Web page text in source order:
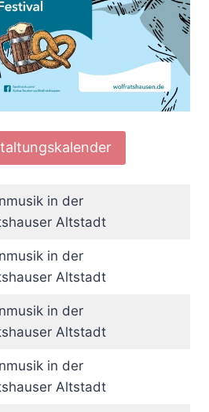
in der
Altstadt
in der
Altstadt
in der
Altstadt
in der
Altstadt